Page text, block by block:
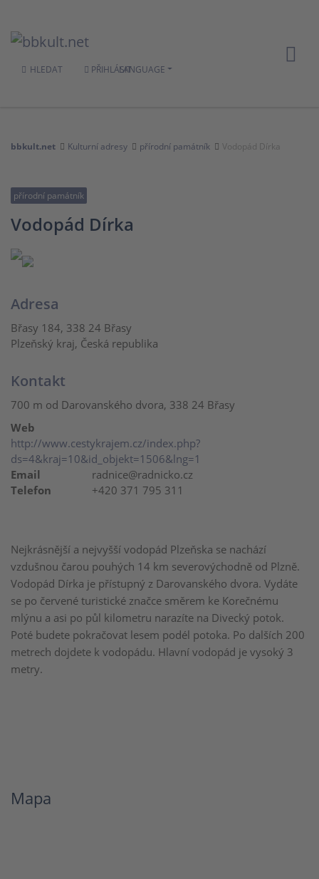
HLEDAT PŘIHLÁSITLANGUAGE
bbkult.net Kulturní adresy přírodní památník Vodopád Dírka
přírodní památník
Vodopád Dírka
Nejkrásnější a nejvyšší vodopád Plzeňska se nachází
vzdušnou čarou pouhých 14 km severovýchodně od Plzně.
Vodopád Dírka je přístupný z Darovanského dvora. Vydáte
se po červené turistické značce směrem ke Korečnému
mlýnu a asi po půl kilometru narazíte na Divecký potok.
Poté budete pokračovat lesem podél potoka. Po dalších 200
metrech dojdete k vodopádu. Hlavní vodopád je vysoký 3
metry.
Adresa
Břasy 184, 338 24 Břasy
Plzeňský kraj, Česká republika
Kontakt
700 m od Darovanského dvora, 338 24 Břasy
Web
http://www.cestykrajem.cz/index.php?
ds=4&kraj=10&id_objekt=1506&lng=1
Email
radnice@radnicko.cz
Telefon
+420 371 795 311
Mapa